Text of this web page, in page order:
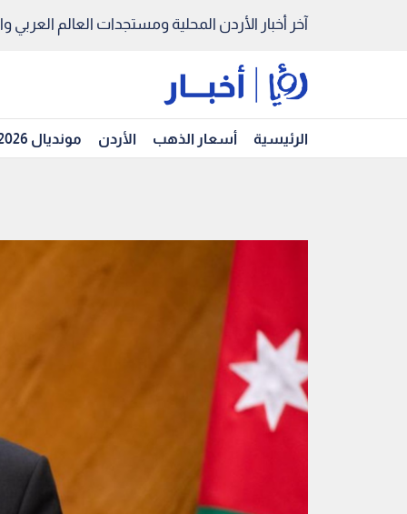
آخر أخبار الأردن المحلية ومستجدات العالم العربي
الرئيسية أسعار الذهب الأردن مونديال 2026